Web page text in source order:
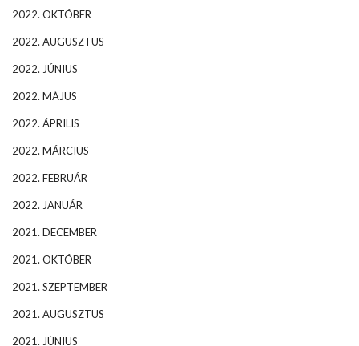
2022. OKTÓBER
2022. AUGUSZTUS
2022. JÚNIUS
2022. MÁJUS
2022. ÁPRILIS
2022. MÁRCIUS
2022. FEBRUÁR
2022. JANUÁR
2021. DECEMBER
2021. OKTÓBER
2021. SZEPTEMBER
2021. AUGUSZTUS
2021. JÚNIUS